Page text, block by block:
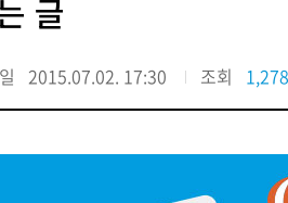
글
2015.07.02. 17:30 조회 1,278